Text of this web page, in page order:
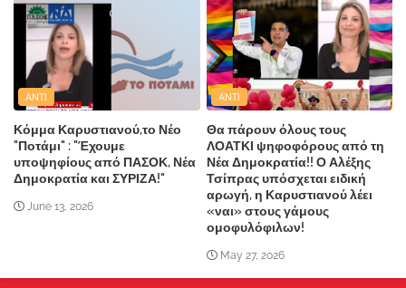
ANTI
Κόμμα Καρυστιανού,το Νέο
"Ποτάμι" : "Έχουμε
υποψηφίους από ΠΑΣΟΚ, Νέα
Δημοκρατία και ΣΥΡΙΖΑ!"
June 13, 2026
ANTI
Θα πάρουν όλους τους
ΛΟΑΤΚΙ ψηφοφόρους από τη
Νέα Δημοκρατία!! Ο Αλέξης
Τσίπρας υπόσχεται ειδική
αρωγή, η Καρυστιανού λέει
«ναι» στους γάμους
ομοφυλόφιλων!
May 27, 2026